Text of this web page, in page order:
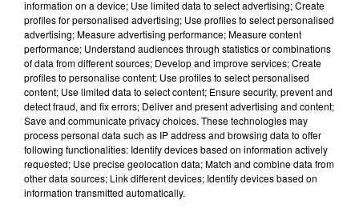
FOREZTIVAL : DROGUÉ ET TENANT DES
PROPOS DÉPLACÉS, UN FESTIVALIER A...
information on a device; Use limited data to select advertising; Create
profiles for personalised advertising; Use profiles to select personalised
advertising; Measure advertising performance; Measure content
performance; Understand audiences through statistics or combinations
of data from different sources; Develop and improve services; Create
profiles to personalise content; Use profiles to select personalised
content; Use limited data to select content; Ensure security, prevent and
detect fraud, and fix errors; Deliver and present advertising and content;
Save and communicate privacy choices. These technologies may
process personal data such as IP address and browsing data to offer
following functionalities: Identify devices based on information actively
requested; Use precise geolocation data; Match and combine data from
other data sources; Link different devices; Identify devices based on
information transmitted automatically.